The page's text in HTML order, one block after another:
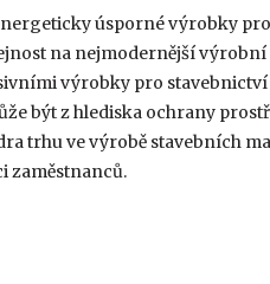
úsporné výrobky
na nejmodernější
výrobky pro
být z hlediska ochrany
trhu ve výrobě stavebních
zaměstnanců.